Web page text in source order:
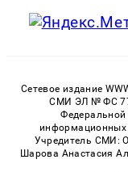
Сетевое издание
СМИ ЭЛ № ФС 77
Федеральной
информационных
Учредитель СМИ:
Шарова Анастасия